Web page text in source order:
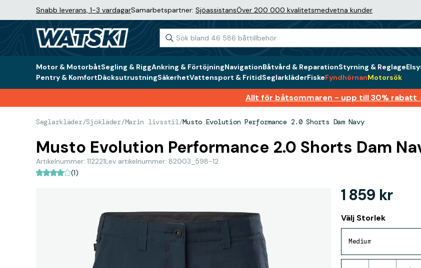
Snabb leverans, 1-3 vardagarSamarbetspartner: SjöassistansÖver 200 000 kvalitetsmedvetna kunder
Motor & MotorbåtSegling & RiggAnkring & FörtöjningNavigationBåtvård & ReparationStyrning & Reglage
Pentry & KomfortDäcksutrustningSäkerhetVattensport & FritidSeglarkläderFiskeFyndhörnanMotorsök
Allt för båtsommaren - upp till 30% rabatt
Seglarkläder/Sjökläder/Marin livsstil/Musto Evolution Performance 2.0 Shorts Dam Navy
Musto Evolution Performance 2.0 Shorts Dam
Artikelnummer: 112221Lev artikelnummer: 82003_598-12
(1)
1 859 kr
Välj Storlek
Medium